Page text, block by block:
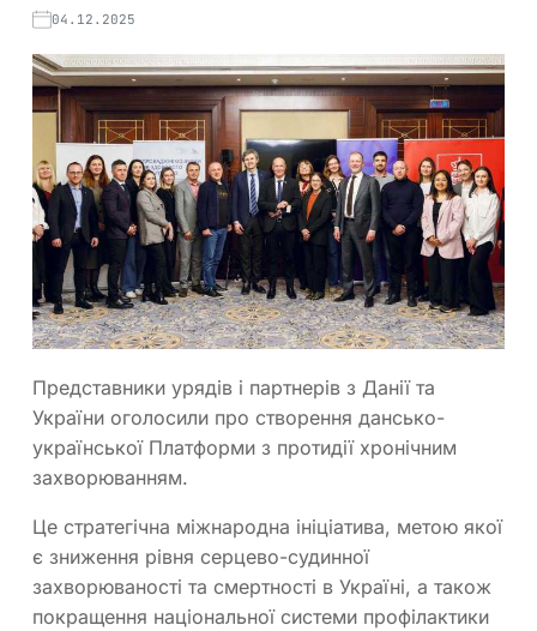
04.12.2025
Представники урядів і партнерів з Данії та
України оголосили про створення дансько-
української Платформи з протидії хронічним
захворюванням.
Це стратегічна міжнародна ініціатива, метою якої
є зниження рівня серцево-судинної
захворюваності та смертності в Україні, а також
покращення національної системи профілактики